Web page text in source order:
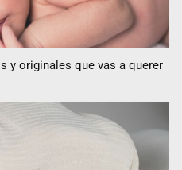
y originales que vas a querer